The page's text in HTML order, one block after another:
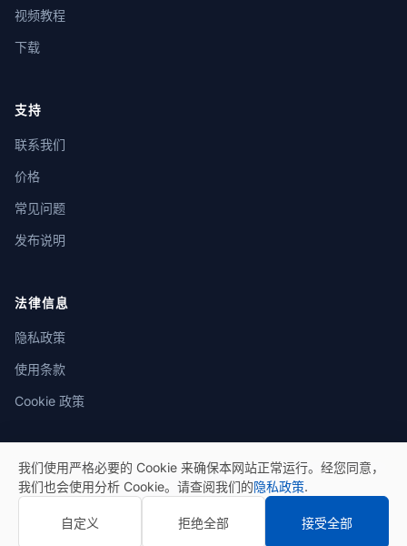
视频教程
下载
支持
联系我们
价格
常见问题
发布说明
法律信息
隐私政策
使用条款
Cookie 政策
© 2026 eSeGeCe。保留所有权利。
隐私政策使用条款
我们使用严格必要的 Cookie 来确保本网站正常运行。经您同意，
我们也会使用分析 Cookie。请查阅我们的隐私政策.
自定义 拒绝全部 接受全部